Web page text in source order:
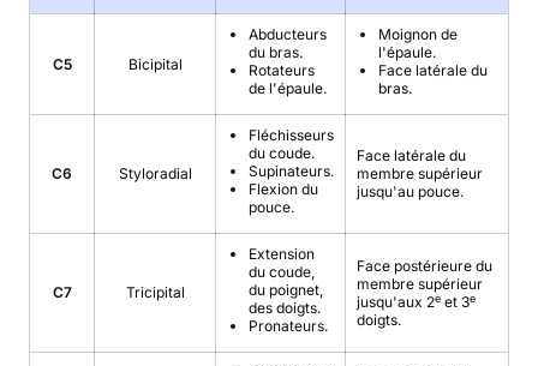
C5 Bicipital
Abducteurs
du bras.
Rotateurs
de l'épaule.
Moignon de
l'épaule.
Face latérale du
bras.
C6 Styloradial
Fléchisseurs
du coude.
Supinateurs.
Flexion du
pouce.
Face latérale du
membre supérieur
jusqu'au pouce.
C7 Tricipital
Extension
du coude,
du poignet,
des doigts.
Pronateurs.
Face postérieure du
membre supérieur
jusqu'aux 2e et 3e
doigts.